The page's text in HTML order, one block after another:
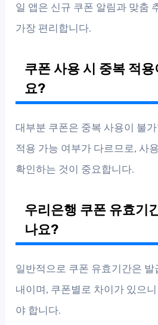
일 앱은 신규 쿠폰 알림과 맞춤
가장 편리합니다.
쿠폰 사용 시 중복 적
요?
대부분 쿠폰은 중복 사용이 불
적용 가능 여부가 다르므로, 사
확인하는 것이 중요합니다.
우리은행 쿠폰 유효기
나요?
일반적으로 쿠폰 유효기간은
내이며, 쿠폰별로 차이가 있으
야 합니다.